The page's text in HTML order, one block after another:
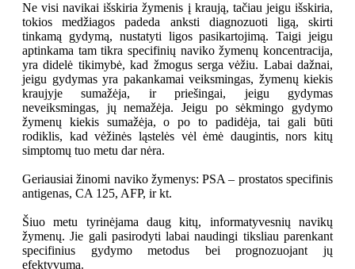
Ne visi navikai išskiria žymenis į kraują, tačiau jeigu išskiria,
tokios medžiagos padeda anksti diagnozuoti ligą, skirti
tinkamą gydymą, nustatyti ligos pasikartojimą. Taigi jeigu
aptinkama tam tikra specifinių naviko žymenų koncentracija,
yra didelė tikimybė, kad žmogus serga vėžiu. Labai dažnai,
jeigu gydymas yra pakankamai veiksmingas, žymenų kiekis
kraujyje sumažėja, ir priešingai, jeigu gydymas
neveiksmingas, jų nemažėja. Jeigu po sėkmingo gydymo
žymenų kiekis sumažėja, o po to padidėja, tai gali būti
rodiklis, kad vėžinės ląstelės vėl ėmė daugintis, nors kitų
simptomų tuo metu dar nėra.
Geriausiai žinomi naviko žymenys: PSA – prostatos specifinis
antigenas, CA 125, AFP, ir kt.
Šiuo metu tyrinėjama daug kitų, informatyvesnių navikų
žymenų. Jie gali pasirodyti labai naudingi tiksliau parenkant
specifinius gydymo metodus bei prognozuojant jų
efektyvumą.